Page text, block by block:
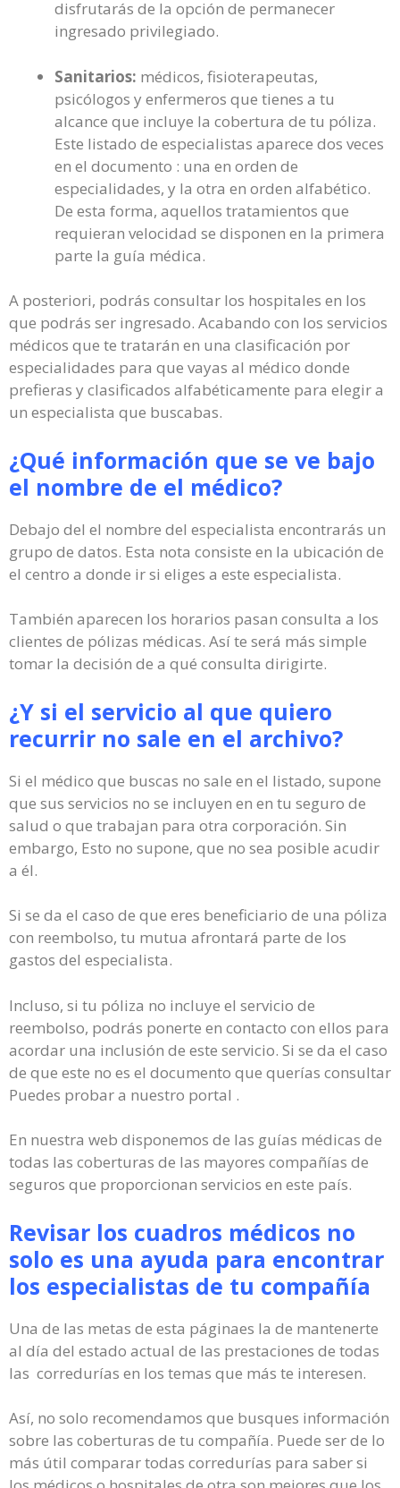
disfrutarás de la opción de permanecer
ingresado privilegiado.
Sanitarios: médicos, fisioterapeutas,
psicólogos y enfermeros que tienes a tu
alcance que incluye la cobertura de tu póliza.
Este listado de especialistas aparece dos veces
en el documento : una en orden de
especialidades, y la otra en orden alfabético.
De esta forma, aquellos tratamientos que
requieran velocidad se disponen en la primera
parte la guía médica.
A posteriori, podrás consultar los hospitales en los
que podrás ser ingresado. Acabando con los servicios
médicos que te tratarán en una clasificación por
especialidades para que vayas al médico donde
prefieras y clasificados alfabéticamente para elegir a
un especialista que buscabas.
¿Qué información que se ve bajo
el nombre de el médico?
Debajo del el nombre del especialista encontrarás un
grupo de datos. Esta nota consiste en la ubicación de
el centro a donde ir si eliges a este especialista.
También aparecen los horarios pasan consulta a los
clientes de pólizas médicas. Así te será más simple
tomar la decisión de a qué consulta dirigirte.
¿Y si el servicio al que quiero
recurrir no sale en el archivo?
Si el médico que buscas no sale en el listado, supone
que sus servicios no se incluyen en en tu seguro de
salud o que trabajan para otra corporación. Sin
embargo, Esto no supone, que no sea posible acudir
a él.
Si se da el caso de que eres beneficiario de una póliza
con reembolso, tu mutua afrontará parte de los
gastos del especialista.
Incluso, si tu póliza no incluye el servicio de
reembolso, podrás ponerte en contacto con ellos para
acordar una inclusión de este servicio. Si se da el caso
de que este no es el documento que querías consultar
Puedes probar a nuestro portal .
En nuestra web disponemos de las guías médicas de
todas las coberturas de las mayores compañías de
seguros que proporcionan servicios en este país.
Revisar los cuadros médicos no
solo es una ayuda para encontrar
los especialistas de tu compañía
Una de las metas de esta páginaes la de mantenerte
al día del estado actual de las prestaciones de todas
las corredurías en los temas que más te interesen.
Así, no solo recomendamos que busques información
sobre las coberturas de tu compañía. Puede ser de lo
más útil comparar todas corredurías para saber si